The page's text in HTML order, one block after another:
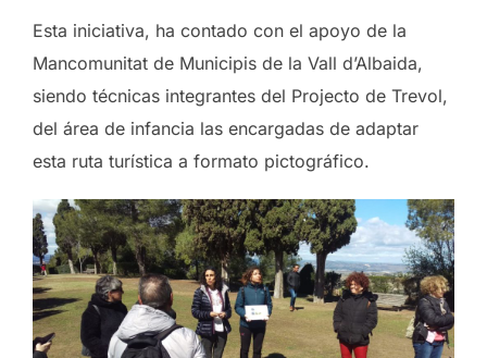
Esta iniciativa, ha contado con el apoyo de la
Mancomunitat de Municipis de la Vall d’Albaida,
siendo técnicas integrantes del Projecto de Trevol,
del área de infancia las encargadas de adaptar
esta ruta turística a formato pictográfico.